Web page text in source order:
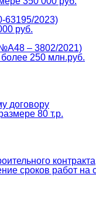
63195/2023)
руб.
№А48 – 3802/2021)
250 млн.руб.
договору
80 т.р.
контракта
сроков работ на